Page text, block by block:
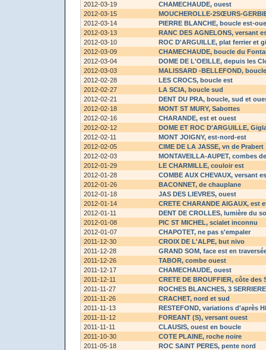
2012-03-19
CHAMECHAUDE, ouest
2012-03-15
MOUCHEROLLE-2SŒURS-
2012-03-14
PIERRE BLANCHE, boucle est-
2012-03-13
RANC DES AGNELONS, versant
2012-03-10
ROC D'ARGUILLE, plat ferrier et
2012-03-09
CHAMECHAUDE, boucle du
2012-03-04
DOME DE L'OEILLE, depuis les
2012-03-03
MALISSARD -BELLEFOND,
2012-02-28
LES CROCS, boucle est
2012-02-27
LA SCIA, boucle sud
2012-02-21
DENT DU PRA, boucle, sud et
2012-02-18
MONT ST MURY, Sabottes
2012-02-16
CHARANDE, est et ouest
2012-02-12
DOME ET ROC D'ARGUILLE,
2012-02-11
MONT JOIGNY, est-nord-est
2012-02-05
CIME DE LA JASSE, vn de Prabert
2012-02-03
MONTAVEILLA-AUPET, combes
2012-01-29
LE CHARMILLE, couloir est
2012-01-28
COMBE AUX CHEVAUX, versant
2012-01-26
BACONNET, de chauplane
2012-01-18
JAS DES LIEVRES, ouest
2012-01-14
CRETE CHARANDE AIGAUX, est
2012-01-11
DENT DE CROLLES, lumière du
2012-01-08
PIC ST MICHEL, scialet inconnu
2012-01-07
CHAPOTET, ne pas s'empaler
2011-12-30
CROIX DE L'ALPE, but nivo
2011-12-28
GRAND SOM, face est en
2011-12-26
TABOR, combe ouest
2011-12-17
CHAMECHAUDE, ouest
2011-12-11
CRETE DE BROUFFIER, côte des
2011-11-27
ROCHES BLANCHES, 3
2011-11-26
CRACHET, nord et sud
2011-11-13
RESTEFOND, variations d'après
2011-11-12
FOREANT (S), versant ouest
2011-11-11
CLAUSIS, ouest en boucle
2011-10-30
COTE PLAINE, roche noire
2011-05-18
ROC SAINT PERES, pente nord